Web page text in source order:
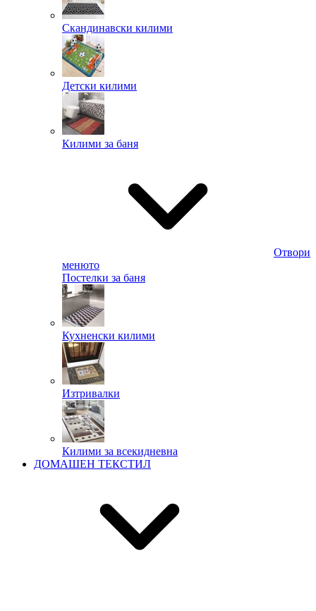
Скандинавски килими
Детски килими
Килими за баня
Отвори
менюто
Постелки за баня
Кухненски килими
Изтривалки
Килими за всекидневна
ДОМАШЕН ТЕКСТИЛ